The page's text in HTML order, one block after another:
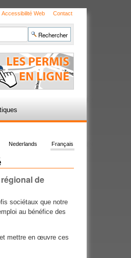
Accessibilité Web Contact
Français
Nederlands
de
sociétaux que notre
au bénéfice des
mettre en œuvre ces